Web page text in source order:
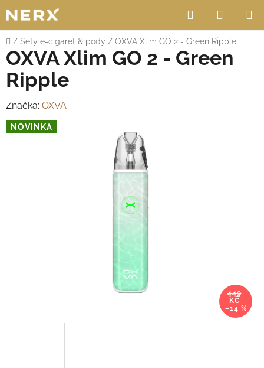
na
obsah
Hledat
KOŠÍK
Domů
/ Sety e-cigaret & pody / OXVA Xlim GO 2 - Green Ripple
OXVA Xlim GO 2 - Green
Ripple
Značka: OXVA
NOVINKA
449
KČ
–14 %